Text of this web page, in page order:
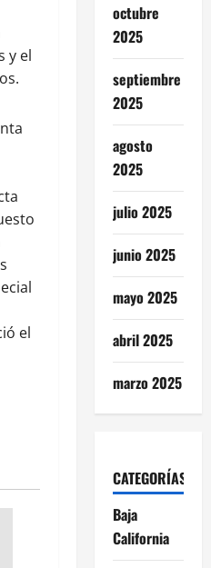
y el
el
octubre
2025
septiembre
2025
agosto
2025
julio 2025
junio 2025
mayo 2025
abril 2025
marzo 2025
CATEGORÍAS
Baja
California